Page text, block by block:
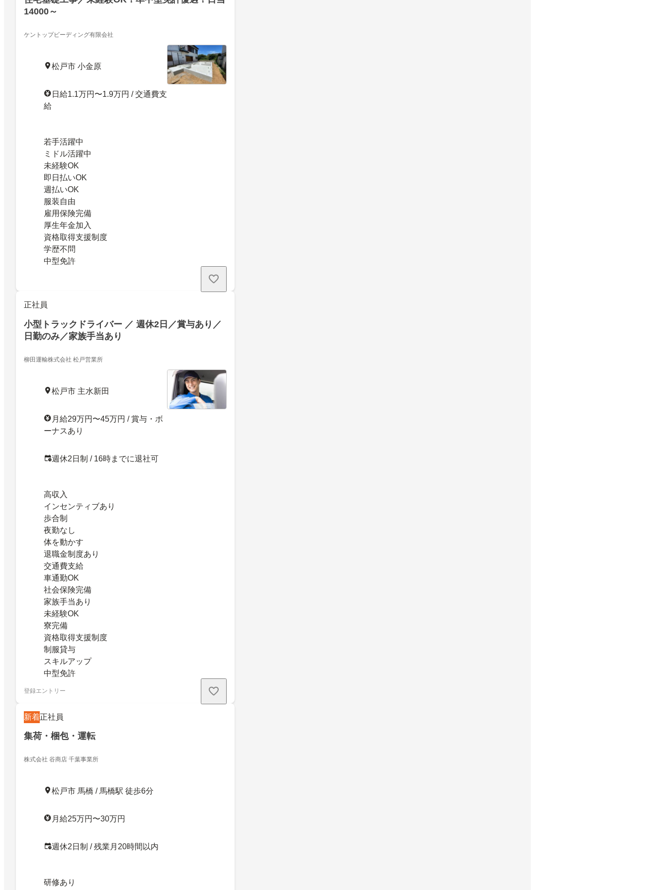
14000～
ケントップビーディング有限会社
松戸市 小金原
日給1.1万円〜1.9万円 / 交通費支
給
若手活躍中
ミドル活躍中
未経験OK
即日払いOK
週払いOK
服装自由
雇用保険完備
厚生年金加入
資格取得支援制度
学歴不問
中型免許
正社員
小型トラックドライバー ／ 週休2日／賞与あり／
日勤のみ／家族手当あり
柳田運輸株式会社 松戸営業所
松戸市 主水新田
月給29万円〜45万円 / 賞与・ボ
ーナスあり
週休2日制 / 16時までに退社可
高収入
インセンティブあり
歩合制
夜勤なし
体を動かす
退職金制度あり
交通費支給
車通勤OK
社会保険完備
家族手当あり
未経験OK
寮完備
資格取得支援制度
制服貸与
スキルアップ
中型免許
登録エントリー
新着正社員
集荷・梱包・運転
株式会社 谷商店 千葉事業所
松戸市 馬橋 / 馬橋駅 徒歩6分
月給25万円〜30万円
週休2日制 / 残業月20時間以内
研修あり